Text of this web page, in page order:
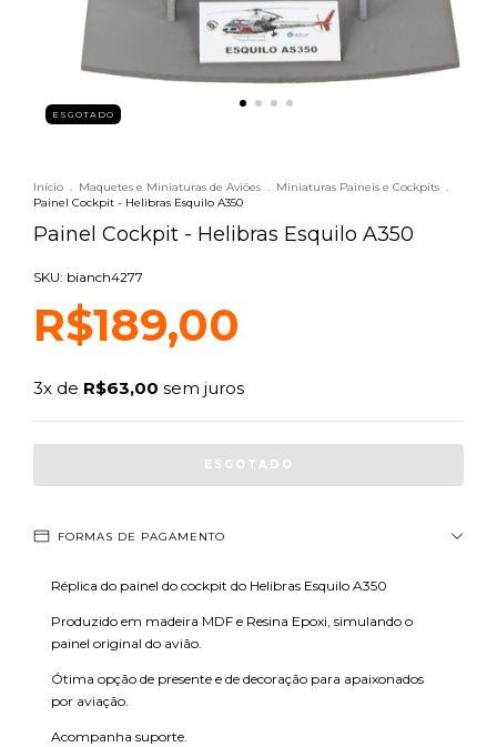
ESGOTADO
Início . Maquetes e Miniaturas de Aviões . Miniaturas Paineis e Cockpits .
Painel Cockpit - Helibras Esquilo A350
Painel Cockpit - Helibras Esquilo A350
SKU: bianch4277
R$189,00
3x de R$63,00 sem juros
FORMAS DE PAGAMENTO
Réplica do painel do cockpit do Helibras Esquilo A350
Produzido em madeira MDF e Resina Epoxi, simulando o
painel original do avião.
Ótima opção de presente e de decoração para apaixonados
por aviação.
Acompanha suporte.